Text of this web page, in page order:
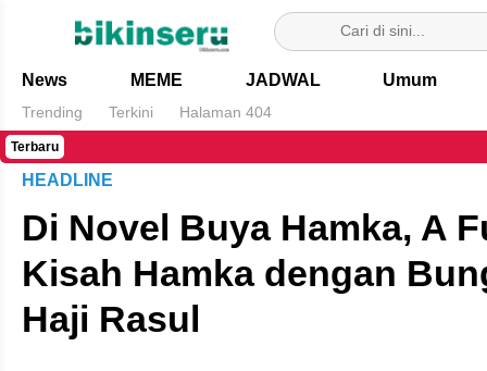
Bikin Seru
News MEME JADWAL Umum
Trending Terkini Halaman 404
Terbaru
HEADLINE
Di Novel Buya Hamka, A
Kisah Hamka dengan
Haji Rasul